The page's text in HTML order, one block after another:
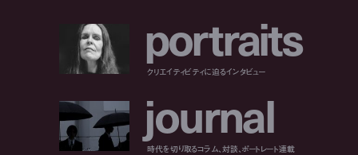
portraits
クリエイティビティに迫るインタビュー
journal
時代を切り取るコラム、対談、ポートレート連載